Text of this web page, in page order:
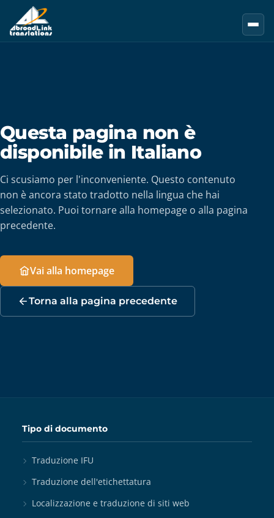
Vai al contenuto principale
Questa pagina non è
disponibile in Italiano
Ci scusiamo per l'inconveniente. Questo contenuto
non è ancora stato tradotto nella lingua che hai
selezionato. Puoi tornare alla homepage o alla pagina
precedente.
Vai alla homepage
Torna alla pagina precedente
Tipo di documento
Traduzione IFU
Traduzione dell'etichettatura
Localizzazione e traduzione di siti web